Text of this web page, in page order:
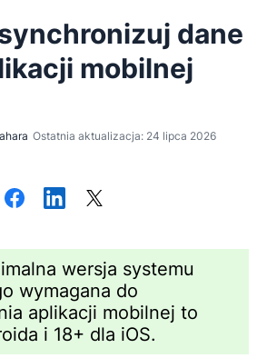
dane
mobilnej
Ostatnia aktualizacja: 24 lipca 2026
wersja systemu
wymagana do
aplikacji mobilnej to
i 18+ dla iOS.